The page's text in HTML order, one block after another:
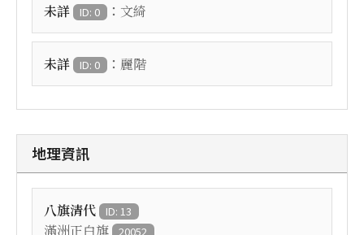
未詳 ID: 0 ： 文綺
未詳 ID: 0 ： 麗階
地理資訊
八旗清代 ID: 13
滿洲正白旗 20052